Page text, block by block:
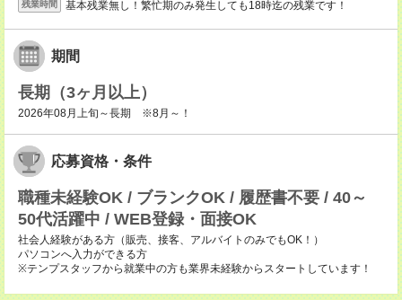
残業時間 基本残業無し！繁忙期のみ発生しても18時迄の残業です！
期間
長期（3ヶ月以上）
2026年08月上旬～長期 ※8月～！
応募資格・条件
職種未経験OK / ブランクOK / 履歴書不要 / 40～
50代活躍中 / WEB登録・面接OK
社会人経験がある方（販売、接客、アルバイトのみでもOK！）
パソコンへ入力ができる方
※テンプスタッフから就業中の方も業界未経験からスタートしています！